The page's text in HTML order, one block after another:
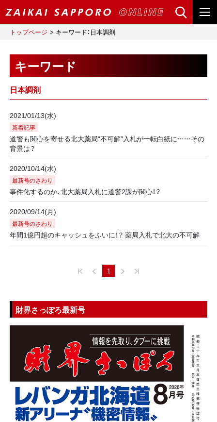
トップページ キーワード：日本調剤
キーワード
日本調剤
2021/01/13(水)
新着記事
道警も関心を寄せる北大薬局“不可解”入札が一転白紙に……その
背景は？
2020/10/14(水)
最新号のさわり
事件化するのか、北大薬局入札に道警2課が関心！？
2020/09/14(月)
最新号のさわり
年間1億円超のキャッシュをふいに！？ 薬局入札で北大の不可解
1
財界さっぽろ最新号